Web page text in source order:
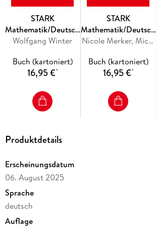
Zusätzliche Unterstützung erhalten Sie
Plattform
MySTARK
Original-Prüfung 2025
mit ausführlichen Lösungen digital zum
Download
auf der Plattform
Hinweis:
Alle Inhalte auf der Plattform MySTARK
2026 zur Verfügung.
STARK
Mathematik/Deutsch
8. Klasse -
Gymnasium Bayern -
Prüfungsvorbereitung
Wolfgang Winter
Buch (kartoniert)
16,95 €*
STARK
Mathematik/Deutsch
6. Klasse -
Realschule Bayern -
Prüfungsvorbereitung
Nicole Merker, Michaela Schabel
Buch (kartoniert)
16,95 €*
Produktdetails
Erscheinungsdatum
06. August 2025
Sprache
deutsch
Auflage